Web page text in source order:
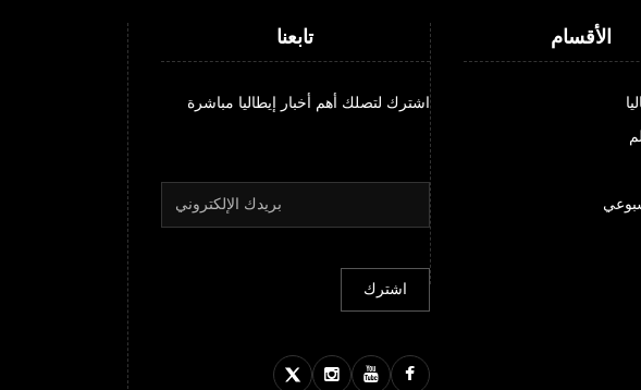
تابعنا
اشترك لتصلك أهم أخبار إيطاليا مباشرة
الأقسام